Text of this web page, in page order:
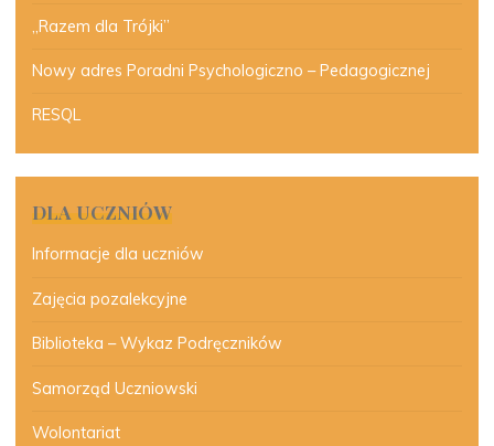
„Razem dla Trójki”
Nowy adres Poradni Psychologiczno – Pedagogicznej
RESQL
DLA UCZNIÓW
Informacje dla uczniów
Zajęcia pozalekcyjne
Biblioteka – Wykaz Podręczników
Samorząd Uczniowski
Wolontariat